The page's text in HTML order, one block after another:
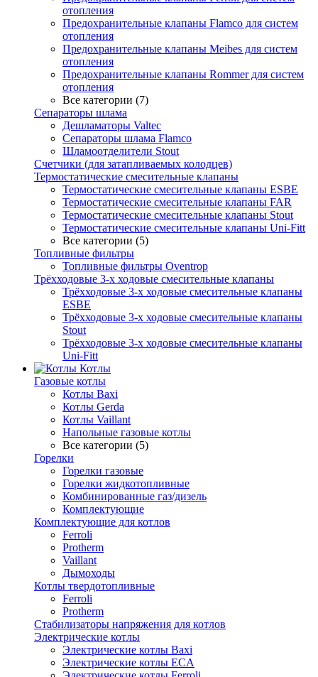
отопления
Предохранительные клапаны Flamco для систем
отопления
Предохранительные клапаны Meibes для систем
отопления
Предохранительные клапаны Rommer для систем
отопления
Все категории (7)
Сепараторы шлама
Дешламаторы Valtec
Сепараторы шлама Flamco
Шламоотделители Stout
Счетчики (для затапливаемых колодцев)
Термостатические смесительные клапаны
Термостатические смесительные клапаны ESBE
Термостатические смесительные клапаны FAR
Термостатические смесительные клапаны Stout
Термостатические смесительные клапаны Uni-Fitt
Все категории (5)
Топливные фильтры
Топливные фильтры Oventrop
Трёхходовые 3-х ходовые смесительные клапаны
Трёхходовые 3-х ходовые смесительные клапаны
ESBE
Трёхходовые 3-х ходовые смесительные клапаны
Stout
Трёхходовые 3-х ходовые смесительные клапаны
Uni-Fitt
Котлы
Газовые котлы
Котлы Baxi
Котлы Gerda
Котлы Vaillant
Напольные газовые котлы
Все категории (5)
Горелки
Горелки газовые
Горелки жидкотопливные
Комбинированные газ/дизель
Комплектующие
Комплектующие для котлов
Ferroli
Protherm
Vaillant
Дымоходы
Котлы твердотопливные
Ferroli
Protherm
Стабилизаторы напряжения для котлов
Электрические котлы
Электрические котлы Baxi
Электрические котлы ECA